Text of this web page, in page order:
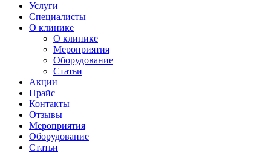
Услуги
Специалисты
О клинике
О клинике
Мероприятия
Оборудование
Статьи
Акции
Прайс
Контакты
Отзывы
Мероприятия
Оборудование
Статьи